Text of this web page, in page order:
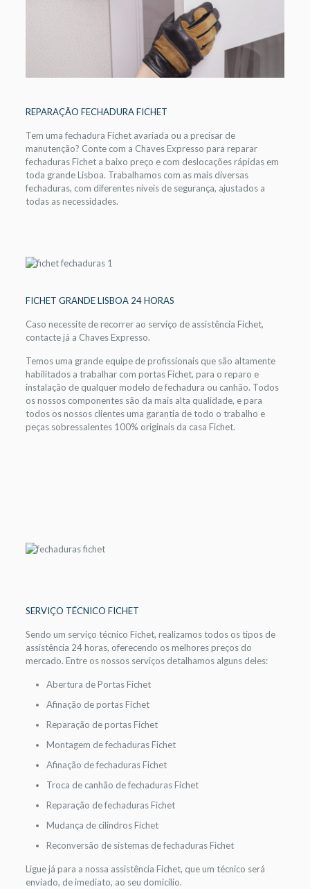
REPARAÇÃO FECHADURA FICHET
Tem uma fechadura Fichet avariada ou a precisar de
manutenção? Conte com a Chaves Expresso para reparar
fechaduras Fichet a baixo preço e com deslocações rápidas em
toda grande Lisboa. Trabalhamos com as mais diversas
fechaduras, com diferentes níveis de segurança, ajustados a
todas as necessidades.
FICHET GRANDE LISBOA 24 HORAS
Caso necessite de recorrer ao serviço de assistência Fichet,
contacte já a Chaves Expresso.
Temos uma grande equipe de profissionais que são altamente
habilitados a trabalhar com portas Fichet, para o reparo e
instalação de qualquer modelo de fechadura ou canhão. Todos
os nossos componentes são da mais alta qualidade, e para
todos os nossos clientes uma garantia de todo o trabalho e
peças sobressalentes 100% originais da casa Fichet.
SERVIÇO TÉCNICO FICHET
Sendo um serviço técnico Fichet, realizamos todos os tipos de
assistência 24 horas, oferecendo os melhores preços do
mercado. Entre os nossos serviços detalhamos alguns deles:
Abertura de Portas Fichet
Afinação de portas Fichet
Reparação de portas Fichet
Montagem de fechaduras Fichet
Afinação de fechaduras Fichet
Troca de canhão de fechaduras Fichet
Reparação de fechaduras Fichet
Mudança de cilindros Fichet
Reconversão de sistemas de fechaduras Fichet
Ligue já para a nossa assistência Fichet, que um técnico será
enviado, de imediato, ao seu domicílio.